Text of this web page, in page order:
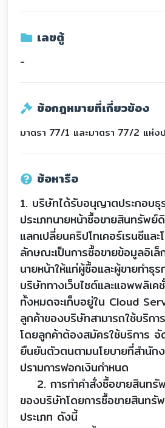
เลขตู้
-
ข้อกฎหมายที่เกี่ยวข้อง
มาตรา 77/1 และมาตรา 77/2 แห่ง
ข้อหารือ
1. บริษัทได้รับอนุญาตประกอบ
ประเภทนายหน้าซื้อขายสินทรัพ
แลกเปลี่ยนคริปโทเคอร์เรนซีแล
ลักษณะเป็นการซื้อขายข้อมูลอิเ
นายหน้าให้แก่ผู้ซื้อและผู้ขายทำธุ
บริษัททางเว็บไซต์และแอพพลิเค
ทั้งหมดจะเก็บอยู่ใน Cloud
ลูกค้าของบริษัทสามารถใช้บริก
โดยลูกค้าต้องสมัครใช้บริการ
ยืนยันตัวตนตามนโยบายที่สำนัก
ปรามการฟอกเงินกำหนด
2. การทำคำสั่งซื้อขายสินทรั
ของบริษัทโดยการซื้อขายสินทรั
ประเภท ดังนี้